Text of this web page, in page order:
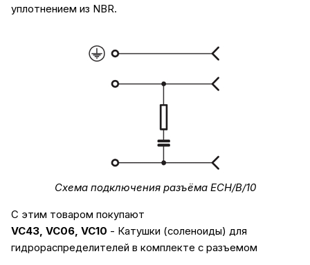
уплотнением из NBR.
Схема подключения разъёма ECH/B/10
С этим товаром покупают
VC43, VC06, VC10 - Катушки (соленоиды) для
гидрораспределителей в комплекте с разъемом